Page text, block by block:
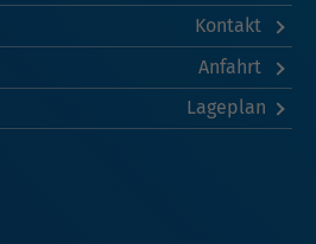
Kontakt
Anfahrt
Lageplan